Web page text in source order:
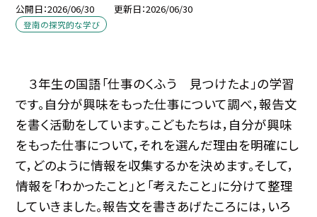
公開日 2026/06/30 更新日 2026/06/30
登南の探究的な学び
３年生の国語「仕事のくふう 見つけたよ」の学習
です。自分が興味をもった仕事について調べ，報告文
を書く活動をしています。こどもたちは，自分が興味
をもった仕事について，それを選んだ理由を明確にし
て，どのように情報を収集するかを決めます。そして，
情報を「わかったこと」と「考えたこと」に分けて整理
していきました。報告文を書きあげたころには，いろ